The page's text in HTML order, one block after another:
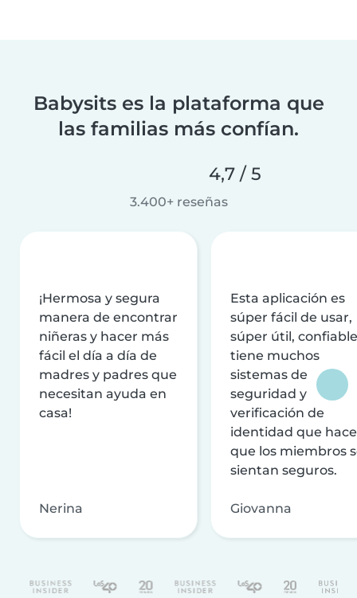
Babysits es la plataforma que
las familias más confían.
4,7 / 5
3.400+ reseñas
¡Hermosa y segura
manera de encontrar
niñeras y hacer más
fácil el día a día de
madres y padres que
necesitan ayuda en
casa!
Nerina
Esta aplicación es
súper fácil de usar,
súper útil,
tiene muchos
sistemas de
seguridad y
verificación de
identidad que
que los miembros
sientan seguros.
Giovanna